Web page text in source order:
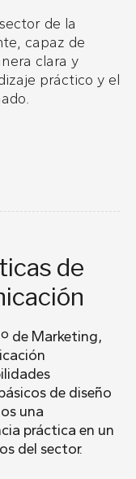
de la
capaz de
clara y
práctico y el
de
de Marketing,
de diseño
una
práctica en un
del sector.